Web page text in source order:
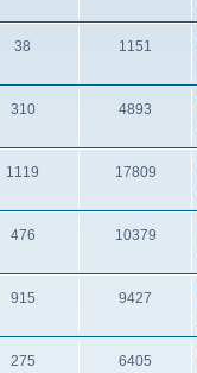
38 1151
310 4893
1119 17809
476 10379
915 9427
275 6405